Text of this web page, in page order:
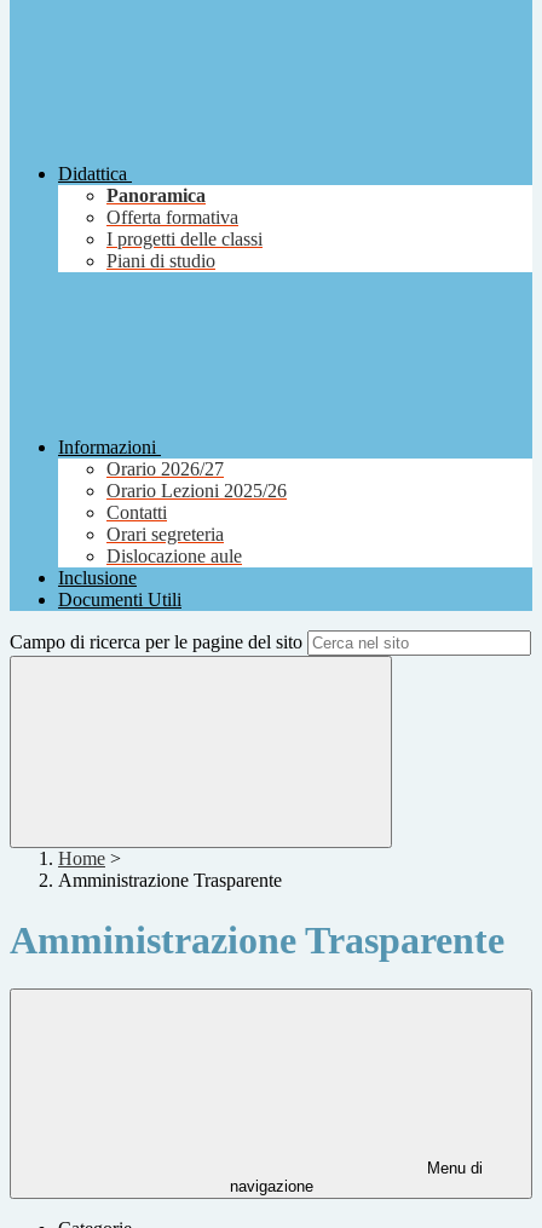
Didattica
Panoramica
Offerta formativa
I progetti delle classi
Piani di studio
Informazioni
Orario 2026/27
Orario Lezioni 2025/26
Contatti
Orari segreteria
Dislocazione aule
Inclusione
Documenti Utili
Campo di ricerca per le pagine del sito
Home >
Amministrazione Trasparente
Amministrazione Trasparente
Menu di
navigazione